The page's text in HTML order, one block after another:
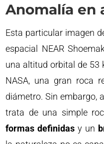
Anomalía en
Esta particular imagen
espacial NEAR
una altitud orbital de 53
NASA, una gran roca
diámetro. Sin embargo,
trata de una simple
formas definidas y un